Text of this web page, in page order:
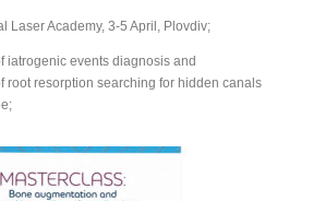
Laser Academy, 3-5 April, Plovdiv;
iatrogenic events diagnosis and
root resorption searching for hidden canals